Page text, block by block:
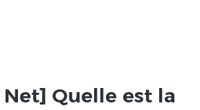
Quelle est la